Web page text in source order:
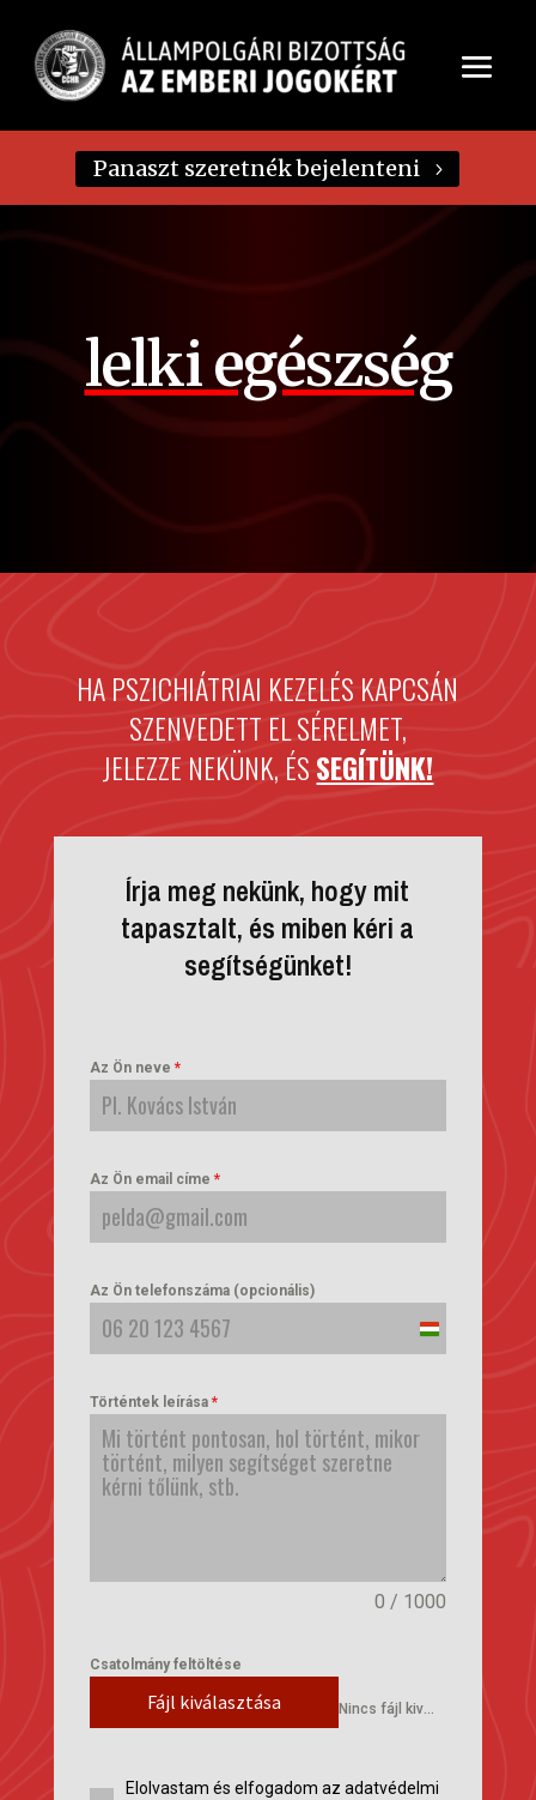
Panaszt szeretnék bejelenteni
lelki egészség
HA PSZICHIÁTRIAI KEZELÉS KAPCSÁN
SZENVEDETT EL SÉRELMET,
JELEZZE NEKÜNK, ÉSSEGÍTÜNK!
Írja meg nekünk, hogy mit
tapasztalt, és miben kéri a
segítségünket!
Az Ön neve *
Az Ön email címe *
Az Ön telefonszáma (opcionális)
Hungary
Történtek leírása *
0 / 1000
Csatolmány feltöltése
Fájl kiválasztása Nincs fájl kiválasztva
Elolvastam és elfogadom az adatvédelmi